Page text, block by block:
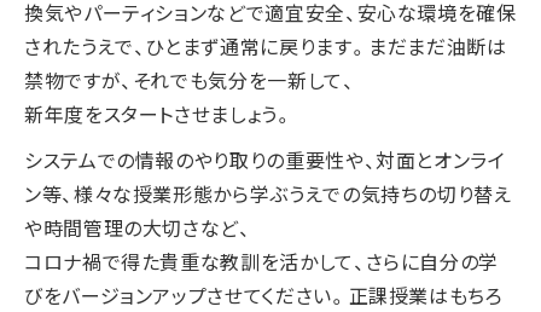
換気やパーティションなどで適宜安全、安心な環境を確保
されたうえで、ひとまず通常に戻ります。まだまだ油断は
禁物ですが、それでも気分を一新して、
新年度をスタートさせましょう。
システムでの情報のやり取りの重要性や、対面とオンライ
ン等、様々な授業形態から学ぶうえでの気持ちの切り替え
や時間管理の大切さなど、
コロナ禍で得た貴重な教訓を活かして、さらに自分の学
びをバージョンアップさせてください。正課授業はもちろ